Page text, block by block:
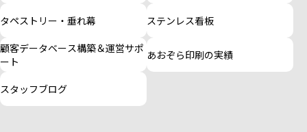
タペストリー・垂れ幕
ステンレス看板
顧客データベース構築＆運営サポ
ート
あおぞら印刷の実績
スタッフブログ